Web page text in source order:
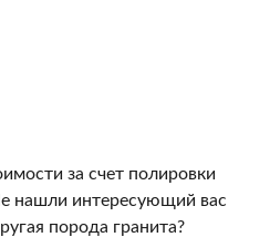
за счет полировки
нашли интересующий вас
порода гранита?